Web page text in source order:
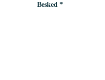
Besked *